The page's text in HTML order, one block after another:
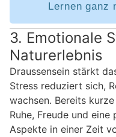
Lernen ganz
3. Emotionale
Naturerlebnis
Draussensein stärkt
Stress reduziert sich,
wachsen. Bereits
Ruhe, Freude und
Aspekte in einer Zeit